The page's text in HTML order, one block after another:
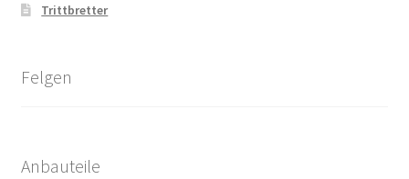
Trittbretter
Felgen
Anbauteile